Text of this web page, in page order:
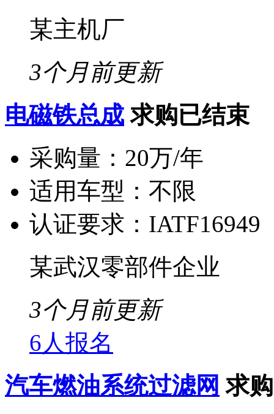
某主机厂
3个月前更新
电磁铁总成 求购已结束
采购量： 20万/年
适用车型： 不限
认证要求： IATF16949
某武汉零部件企业
3个月前更新
6人报名
汽车燃油系统过滤网 求